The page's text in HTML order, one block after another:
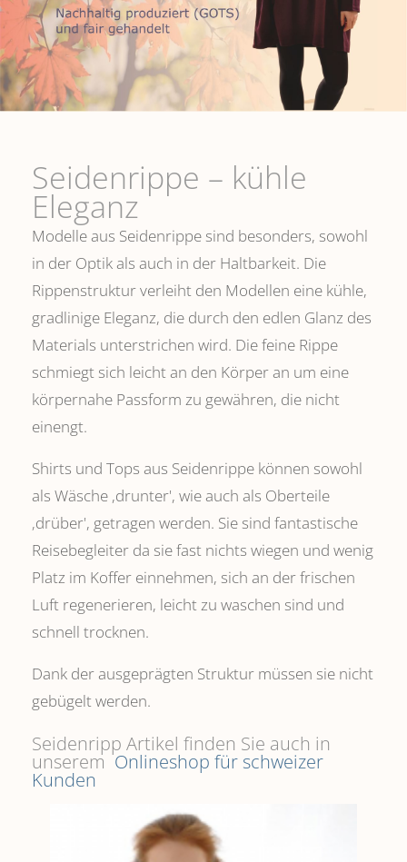
Seidenrippe­ – kühle
Eleganz
Modelle aus Seidenrippe sind besonders, sowohl
in der Optik als auch in der Haltbarkeit. Die
Rippenstruktur verleiht den Modellen eine kühle,
gradlinige Eleganz, die durch den edlen Glanz des
Materials unterstrichen wird. Die feine Rippe
schmiegt sich leicht an den Körper an um eine
körpernahe Passform zu gewähren, die nicht
einengt.
Shirts und Tops aus Seidenrippe können sowohl
als Wäsche ,drunter', wie auch als Oberteile
‚drüber', getragen werden. Sie sind fantastische
Reisebegleiter da sie fast nichts wiegen und wenig
Platz im Koffer einnehmen, sich an der frischen
Luft regenerieren, leicht zu waschen sind und
schnell trocknen.
Dank der ausgeprägten Struktur müssen sie nicht
gebügelt werden.
Seidenripp Artikel finden Sie auch in
unserem Onlineshop für schweizer
Kunden